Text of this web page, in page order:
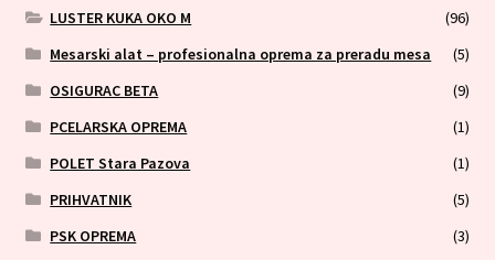
LUSTER KUKA OKO M
(96)
Mesarski alat – profesionalna oprema za preradu mesa
(5)
OSIGURAC BETA
(9)
PCELARSKA OPREMA
(1)
POLET Stara Pazova
(1)
PRIHVATNIK
(5)
PSK OPREMA
(3)